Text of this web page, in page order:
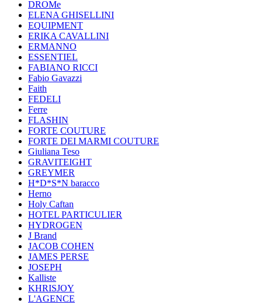
DROMe
ELENA GHISELLINI
EQUIPMENT
ERIKA CAVALLINI
ERMANNO
ESSENTIEL
FABIANO RICCI
Fabio Gavazzi
Faith
FEDELI
Ferre
FLASHIN
FORTE COUTURE
FORTE DEI MARMI COUTURE
Giuliana Teso
GRAVITEIGHT
GREYMER
H*D*S*N baracco
Herno
Holy Caftan
HOTEL PARTICULIER
HYDROGEN
J Brand
JACOB COHEN
JAMES PERSE
JOSEPH
Kalliste
KHRISJOY
L'AGENCE